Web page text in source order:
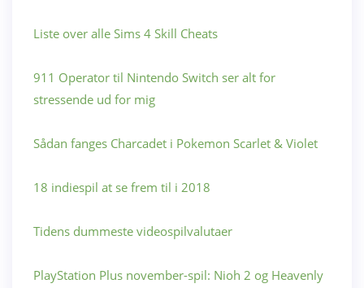
Liste over alle Sims 4 Skill Cheats
911 Operator til Nintendo Switch ser alt for
stressende ud for mig
Sådan fanges Charcadet i Pokemon Scarlet & Violet
18 indiespil at se frem til i 2018
Tidens dummeste videospilvalutaer
PlayStation Plus november-spil: Nioh 2 og Heavenly